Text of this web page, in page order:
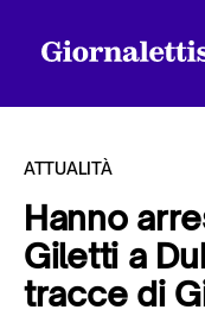
Tutti gli articoli
ATTUALITÀ
Hanno
Giletti a
tracce di